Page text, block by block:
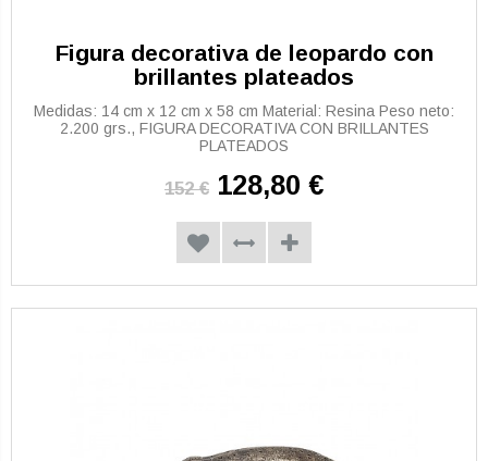
Figura decorativa de leopardo con
brillantes plateados
Medidas: 14 cm x 12 cm x 58 cm Material: Resina Peso neto:
2.200 grs., FIGURA DECORATIVA CON BRILLANTES
PLATEADOS
152 € 128,80 €